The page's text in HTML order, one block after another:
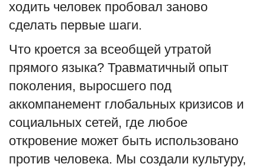
ходить человек пробовал заново
сделать первые шаги.
Что кроется за всеобщей утратой
прямого языка? Травматичный опыт
поколения, выросшего под
аккомпанемент глобальных кризисов и
социальных сетей, где любое
откровение может быть использовано
против человека. Мы создали культуру,